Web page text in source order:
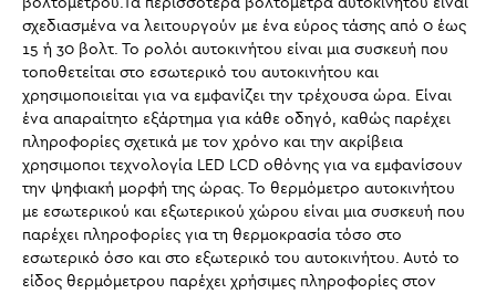
σχεδιασμένα να λειτουργούν με ένα εύρος τάσης από 0 έως
15 ή 30 βολτ. Το ρολόι αυτοκινήτου είναι μια συσκευή που
τοποθετείται στο εσωτερικό του αυτοκινήτου και
χρησιμοποιείται για να εμφανίζει την τρέχουσα ώρα. Είναι
ένα απαραίτητο εξάρτημα για κάθε οδηγό, καθώς παρέχει
πληροφορίες σχετικά με τον χρόνο και την ακρίβεια
χρησιμοποι τεχνολογία LED LCD οθόνης για να εμφανίσουν
την ψηφιακή μορφή της ώρας. Το θερμόμετρο αυτοκινήτου
με εσωτερικού και εξωτερικού χώρου είναι μια συσκευή που
παρέχει πληροφορίες για τη θερμοκρασία τόσο στο
εσωτερικό όσο και στο εξωτερικό του αυτοκινήτου. Αυτό το
είδος θερμόμετρου παρέχει χρήσιμες πληροφορίες στον